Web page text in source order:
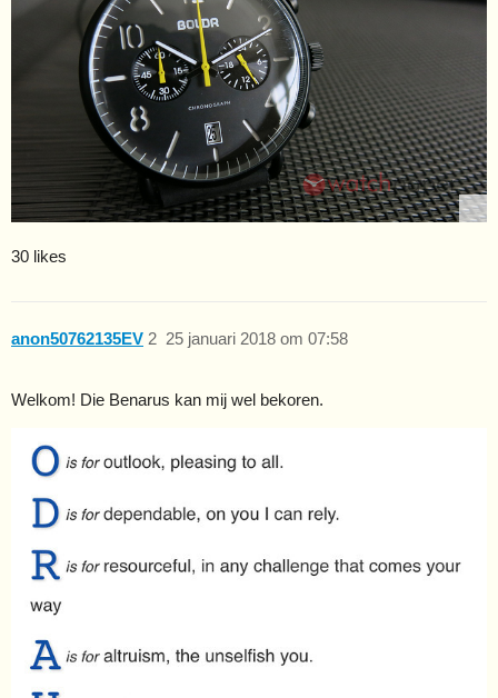
30 likes
anon50762135EV 25 januari 2018 om 07:58
2
Welkom! Die Benarus kan mij wel bekoren.